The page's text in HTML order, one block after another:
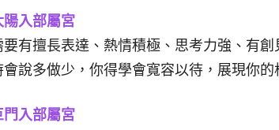
陽入部屬宮
要有擅長表達、熱情積極、思考力強、有
會說多做少，你得學會寬容以待，展現你的
門入部屬宮